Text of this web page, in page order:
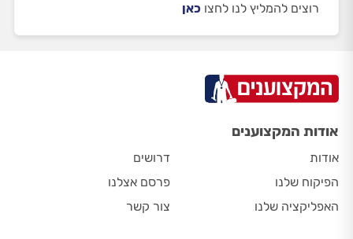
רוצים להמליץ לנו לחצו כאן
אודות המקצוענים
אודות
הפיקוח שלנו
האפליקציה שלנו
דרושים
פרסם אצלנו
צור קשר